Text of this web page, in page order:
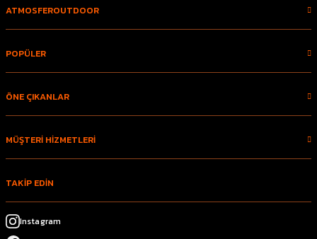
ATMOSFEROUTDOOR
POPÜLER
ÖNE ÇIKANLAR
MÜŞTERİ HİZMETLERİ
TAKİP EDİN
Instagram